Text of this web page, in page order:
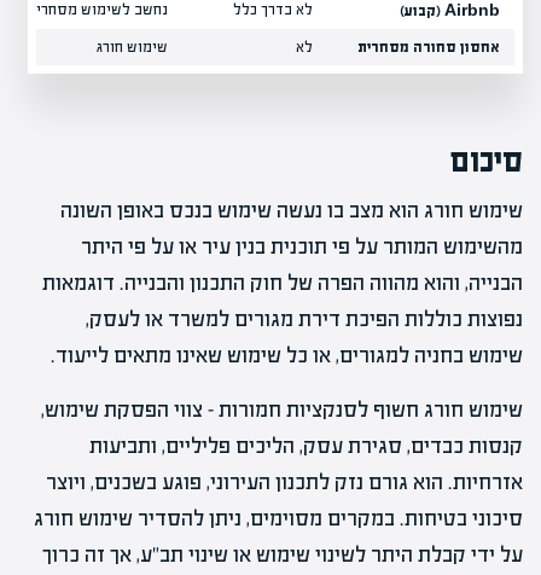
Airbnb (קבוע) לא בדרך כלל נחשב לשימוש מסחרי
אחסון סחורה מסחרית לא שימוש חורג
סיכום
שימוש חורג הוא מצב בו נעשה שימוש בנכס באופן השונה
מהשימוש המותר על פי תוכנית בנין עיר או על פי היתר
הבנייה, והוא מהווה הפרה של חוק התכנון והבנייה. דוגמאות
נפוצות כוללות הפיכת דירת מגורים למשרד או לעסק,
שימוש בחניה למגורים, או כל שימוש שאינו מתאים לייעוד.
שימוש חורג חשוף לסנקציות חמורות – צווי הפסקת שימוש,
קנסות כבדים, סגירת עסק, הליכים פליליים, ותביעות
אזרחיות. הוא גורם נזק לתכנון העירוני, פוגע בשכנים, ויוצר
סיכוני בטיחות. במקרים מסוימים, ניתן להסדיר שימוש חורג
על ידי קבלת היתר לשינוי שימוש או שינוי תב"ע, אך זה כרוך